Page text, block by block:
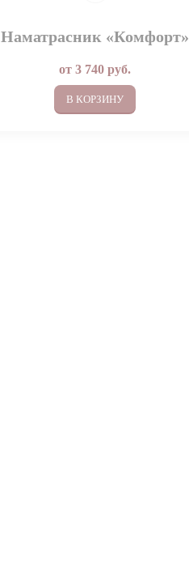
Наматрасник «Комфорт»
от3 740 руб.
В КОРЗИНУ